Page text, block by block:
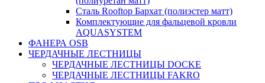
Сталь Rooftop Бархат (полиэстер матт)
Комплектующие для фальцевой кровли
AQUASYSTEM
ФАНЕРА OSB
ЧЕРДАЧНЫЕ ЛЕСТНИЦЫ
ЧЕРДАЧНЫЕ ЛЕСТНИЦЫ DOCKE
ЧЕРДАЧНЫЕ ЛЕСТНИЦЫ FAKRO